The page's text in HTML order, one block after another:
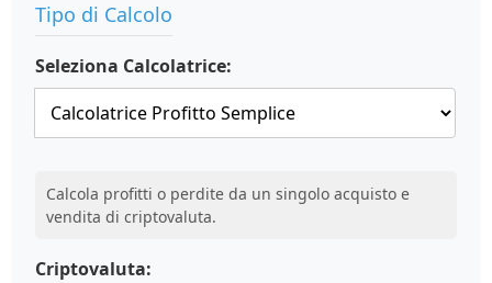
Tipo di Calcolo
Seleziona Calcolatrice:
Calcola profitti o perdite da un singolo acquisto e
vendita di criptovaluta.
Criptovaluta: